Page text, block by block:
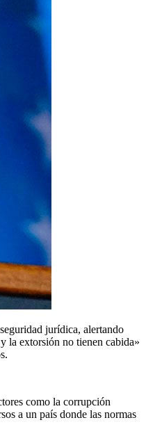
la extorsión no tienen cabida»
como la corrupción
a un país donde las normas